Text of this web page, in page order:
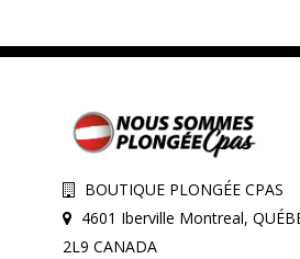
BOUTIQUE PLONGÉE CPAS
4601 Iberville Montreal,
2L9 CANADA